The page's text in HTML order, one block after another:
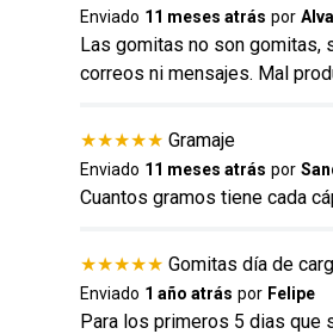
Dirección de email
ENVIAR COMENTARIO
Enviado 11 meses atrás por
Las gomitas no son gomitas,
correos ni mensajes. Mal
★★★★★ Gramaje
Enviado 11 meses atrás por
Cuantos gramos tiene cada
★★★★★ Gomitas día de
Enviado 1 año atrás por Felipe
Para los primeros 5 dias que